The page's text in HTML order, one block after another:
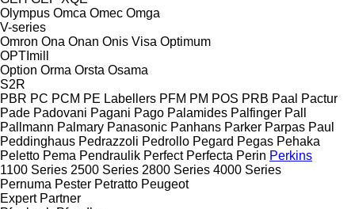
Olympus Omca Omec Omga
V-series
Omron Ona Onan Onis Visa Optimum
OPTImill
Option Orma Orsta Osama
S2R
PBR PC PCM PE Labellers PFM PM POS PRB Paal
Pactur
Pade Padovani Pagani Pago Palamides Palfinger Pall
Pallmann Palmary Panasonic Panhans Parker Parpas Paul
Peddinghaus Pedrazzoli Pedrollo Pegard Pegas Pehaka
Peletto Pema Pendraulik Perfect Perfecta Perin Perkins
1100 Series 2500 Series 2800 Series 4000 Series
Pernuma Pester Petratto Peugeot
Expert Partner